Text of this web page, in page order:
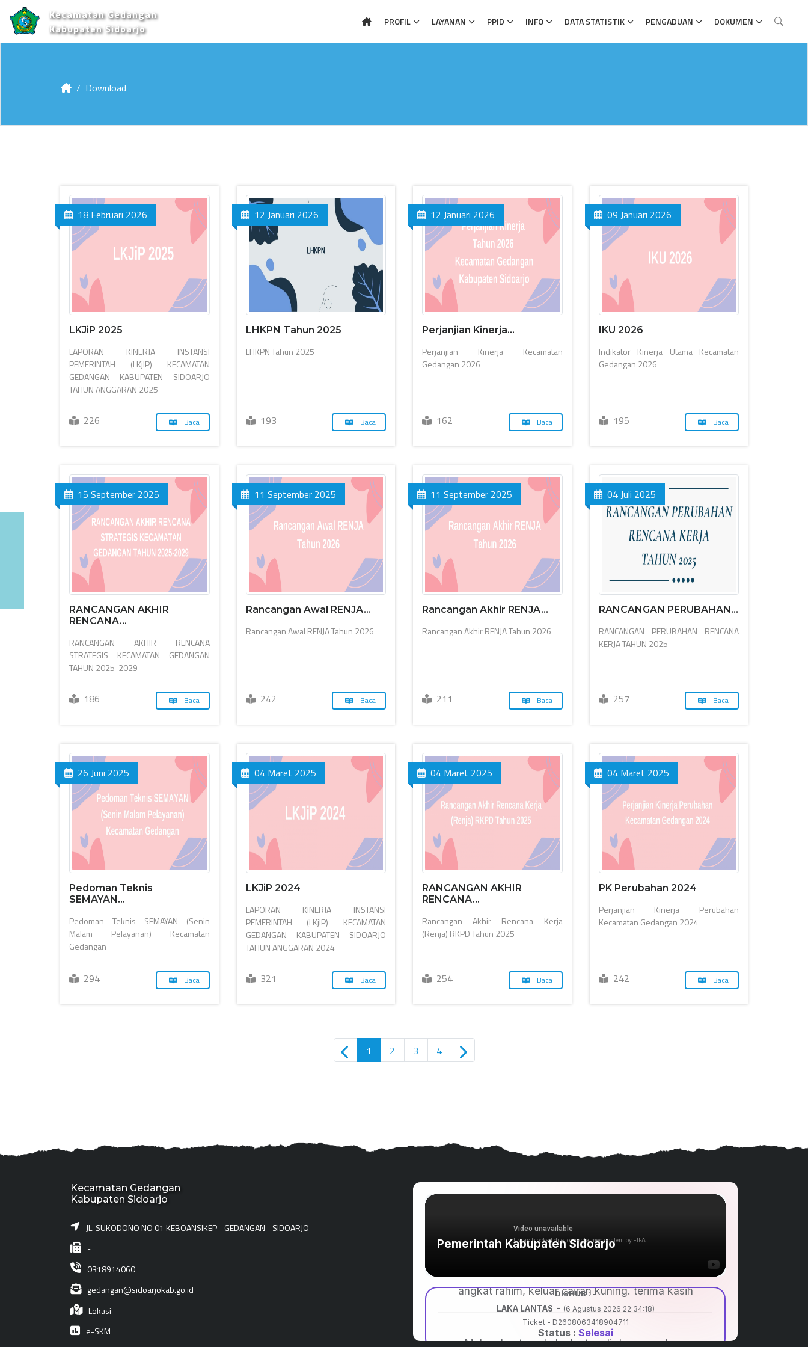
Kecamatan Gedangan
Kabupaten Sidoarjo
PROFIL LAYANAN PPID INFO DATA STATISTIK PENGADUAN DOKUMEN
Download
18 Februari 2026
LKJiP 2025
LAPORAN KINERJA INSTANSI
PEMERINTAH (LKjIP) KECAMATAN
GEDANGAN KABUPATEN SIDOARJO
TAHUN ANGGARAN 2025
226 Baca
12 Januari 2026
LHKPN Tahun 2025
LHKPN Tahun 2025
193 Baca
12 Januari 2026
Perjanjian Kinerja...
Perjanjian Kinerja Kecamatan
Gedangan 2026
162 Baca
09 Januari 2026
IKU 2026
Indikator Kinerja Utama Kecamatan
Gedangan 2026
195 Baca
15 September 2025
RANCANGAN AKHIR
RENCANA...
RANCANGAN AKHIR RENCANA
STRATEGIS KECAMATAN GEDANGAN
TAHUN 2025-2029
186 Baca
11 September 2025
Rancangan Awal RENJA...
Rancangan Awal RENJA Tahun 2026
242 Baca
11 September 2025
Rancangan Akhir RENJA...
Rancangan Akhir RENJA Tahun 2026
211 Baca
04 Juli 2025
RANCANGAN PERUBAHAN...
RANCANGAN PERUBAHAN RENCANA
KERJA TAHUN 2025
257 Baca
26 Juni 2025
Pedoman Teknis
SEMAYAN...
Pedoman Teknis SEMAYAN (Senin
Malam Pelayanan) Kecamatan
Gedangan
294 Baca
04 Maret 2025
LKJiP 2024
LAPORAN KINERJA INSTANSI
PEMERINTAH (LKjIP) KECAMATAN
GEDANGAN KABUPATEN SIDOARJO
TAHUN ANGGARAN 2024
321 Baca
04 Maret 2025
RANCANGAN AKHIR
RENCANA...
Rancangan Akhir Rencana Kerja
(Renja) RKPD Tahun 2025
254 Baca
04 Maret 2025
PK Perubahan 2024
Perjanjian Kinerja Perubahan
Kecamatan Gedangan 2024
242 Baca
1 2 3 4
Kecamatan Gedangan
Kabupaten Sidoarjo
JL. SUKODONO NO 01 KEBOANSIKEP - GEDANGAN - SIDOARJO
-
0318914060
gedangan@sidoarjokab.go.id
Lokasi
e-SKM